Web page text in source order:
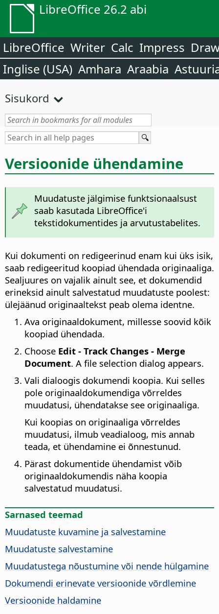
LibreOffice 26.2 abi
LibreOffice Writer Calc Impress
Inglise (USA) Amhara Araabia
Sisukord
Versioonide ühendamine
Muudatuste jälgimise funktsionaalsust
saab kasutada LibreOffice'i
tekstidokumentides ja arvutustabelites.
Kui dokumenti on redigeerinud enam kui üks isik,
saab redigeeritud koopiad ühendada originaaliga.
Sealjuures on vajalik ainult see, et dokumendid
erineksid ainult salvestatud muudatuste poolest:
ülejäänud originaaltekst peab olema identne.
Ava originaaldokument, millesse soovid kõik
koopiad ühendada.
Choose Edit - Track Changes - Merge
Document. A file selection dialog appears.
Vali dialoogis dokumendi koopia. Kui selles
pole originaaldokumendiga võrreldes
muudatusi, ühendatakse see originaaliga.
Kui koopias on originaaliga võrreldes
muudatusi, ilmub veadialoog, mis annab
teada, et ühendamine ei õnnestunud.
Pärast dokumentide ühendamist võib
originaaldokumendis näha koopia
salvestatud muudatusi.
Sarnased teemad
Muudatuste kuvamine ja salvestamine
Muudatuste salvestamine
Muudatustega nõustumine või nende hülgamine
Dokumendi erinevate versioonide võrdlemine
Versioonide haldamine